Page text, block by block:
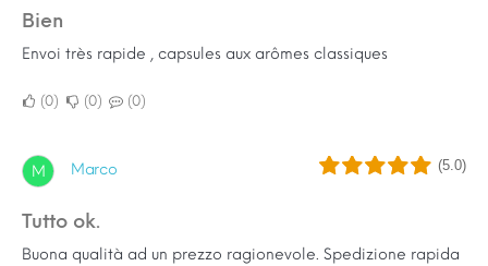
Bien
Envoi très rapide , capsules aux arômes classiques
0 0 0
M Marco (5.0)
Tutto ok.
Buona qualità ad un prezzo ragionevole. Spedizione rapida